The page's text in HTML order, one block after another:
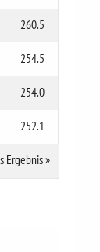
260.5
254.5
254.0
252.1
Ergebnis»